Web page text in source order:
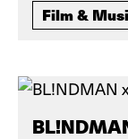
Film &